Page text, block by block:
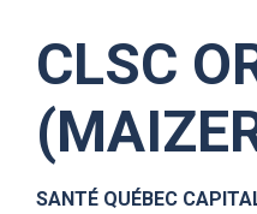
CLSC
SANTÉ QUÉBEC